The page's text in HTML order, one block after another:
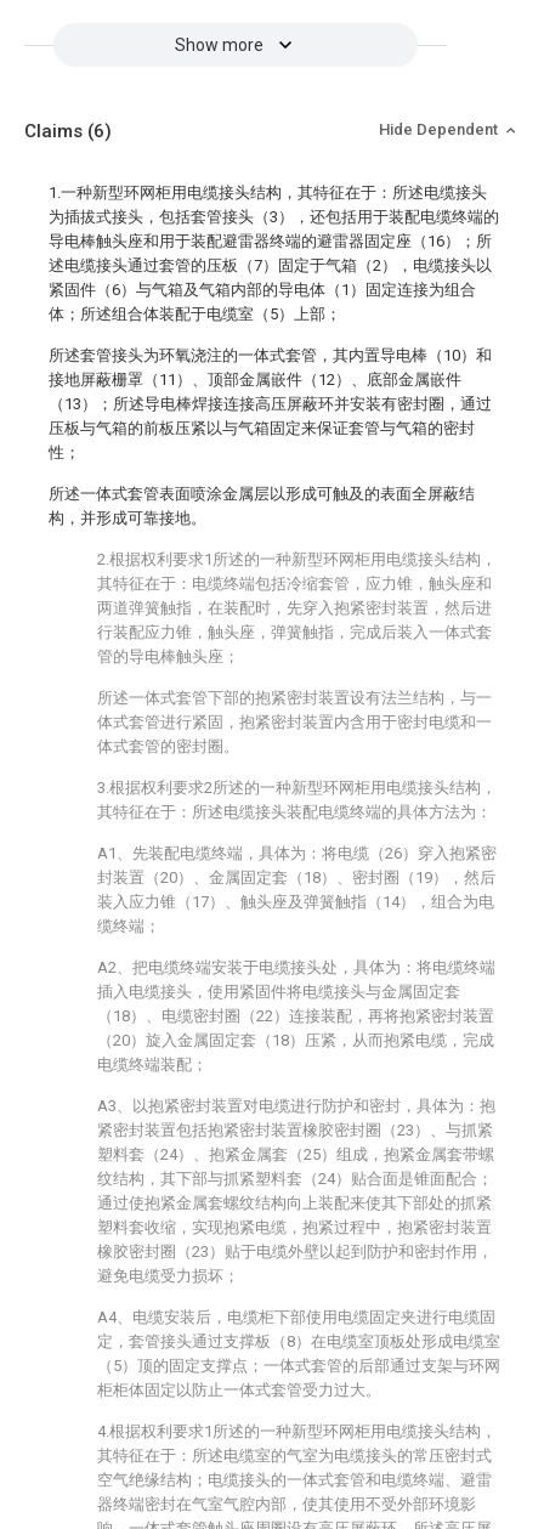
Show more
Claims (6) Hide Dependent
1.一种新型环网柜用电缆接头结构，其特征在于：所述电缆接头
为插拔式接头，包括套管接头（3），还包括用于装配电缆终端的
导电棒触头座和用于装配避雷器终端的避雷器固定座（16）；所
述电缆接头通过套管的压板（7）固定于气箱（2），电缆接头以
紧固件（6）与气箱及气箱内部的导电体（1）固定连接为组合
体；所述组合体装配于电缆室（5）上部；
所述套管接头为环氧浇注的一体式套管，其内置导电棒（10）和
接地屏蔽栅罩（11）、顶部金属嵌件（12）、底部金属嵌件
（13）；所述导电棒焊接连接高压屏蔽环并安装有密封圈，通过
压板与气箱的前板压紧以与气箱固定来保证套管与气箱的密封
性；
所述一体式套管表面喷涂金属层以形成可触及的表面全屏蔽结
构，并形成可靠接地。
2.根据权利要求1所述的一种新型环网柜用电缆接头结构，
其特征在于：电缆终端包括冷缩套管，应力锥，触头座和
两道弹簧触指，在装配时，先穿入抱紧密封装置，然后进
行装配应力锥，触头座，弹簧触指，完成后装入一体式套
管的导电棒触头座；
所述一体式套管下部的抱紧密封装置设有法兰结构，与一
体式套管进行紧固，抱紧密封装置内含用于密封电缆和一
体式套管的密封圈。
3.根据权利要求2所述的一种新型环网柜用电缆接头结构，
其特征在于：所述电缆接头装配电缆终端的具体方法为：
A1、先装配电缆终端，具体为：将电缆（26）穿入抱紧密
封装置（20）、金属固定套（18）、密封圈（19），然后
装入应力锥（17）、触头座及弹簧触指（14），组合为电
缆终端；
A2、把电缆终端安装于电缆接头处，具体为：将电缆终端
插入电缆接头，使用紧固件将电缆接头与金属固定套
（18）、电缆密封圈（22）连接装配，再将抱紧密封装置
（20）旋入金属固定套（18）压紧，从而抱紧电缆，完成
电缆终端装配；
A3、以抱紧密封装置对电缆进行防护和密封，具体为：抱
紧密封装置包括抱紧密封装置橡胶密封圈（23）、与抓紧
塑料套（24）、抱紧金属套（25）组成，抱紧金属套带螺
纹结构，其下部与抓紧塑料套（24）贴合面是锥面配合；
通过使抱紧金属套螺纹结构向上装配来使其下部处的抓紧
塑料套收缩，实现抱紧电缆，抱紧过程中，抱紧密封装置
橡胶密封圈（23）贴于电缆外壁以起到防护和密封作用，
避免电缆受力损坏；
A4、电缆安装后，电缆柜下部使用电缆固定夹进行电缆固
定，套管接头通过支撑板（8）在电缆室顶板处形成电缆室
（5）顶的固定支撑点；一体式套管的后部通过支架与环网
柜柜体固定以防止一体式套管受力过大。
4.根据权利要求1所述的一种新型环网柜用电缆接头结构，
其特征在于：所述电缆室的气室为电缆接头的常压密封式
空气绝缘结构；电缆接头的一体式套管和电缆终端、避雷
器终端密封在气室气腔内部，使其使用不受外部环境影